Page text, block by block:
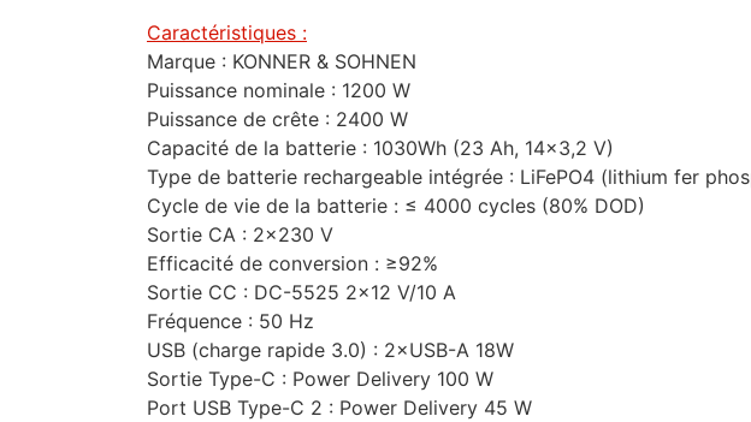
Caractéristiques :
Marque : KONNER & SOHNEN
Puissance nominale : 1200 W
Puissance de crête : 2400 W
Capacité de la batterie : 1030Wh (23 Ah, 14×3,2 V)
Type de batterie rechargeable intégrée : LiFePO4 (lithium fer
Cycle de vie de la batterie : ≤ 4000 cycles (80% DOD)
Sortie CA : 2×230 V
Efficacité de conversion : ≥92%
Sortie CC : DC-5525 2×12 V/10 A
Fréquence : 50 Hz
USB (charge rapide 3.0) : 2×USB-A 18W
Sortie Type-C : Power Delivery 100 W
Port USB Type-C 2 : Power Delivery 45 W